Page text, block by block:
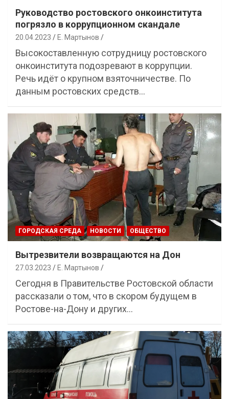
Руководство ростовского онкоинститута
погрязло в коррупционном скандале
20.04.2023 Е. Мартынов
Высокоставленную сотрудницу ростовского
онкоинститута подозревают в коррупции.
Речь идёт о крупном взяточничестве. По
данным ростовских средств…
ГОРОДСКАЯ СРЕДА НОВОСТИ ОБЩЕСТВО
Вытрезвители возвращаются на Дон
27.03.2023 Е. Мартынов
Сегодня в Правительстве Ростовской области
рассказали о том, что в скором будущем в
Ростове-на-Дону и других…